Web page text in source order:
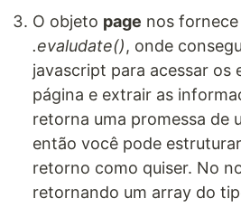
O objeto page nos
.evaludate(), onde
javascript para acessar os
página e extrair as
retorna uma promessa de
então você pode
retorno como quiser. No
retornando um array do